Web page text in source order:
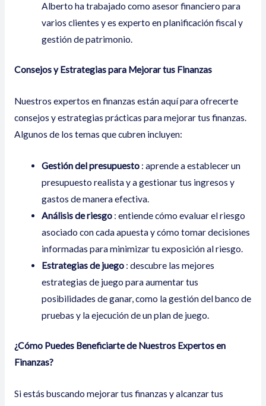
Alberto ha trabajado como asesor financiero para
varios clientes y es experto en planificación fiscal y
gestión de patrimonio.
Consejos y Estrategias para Mejorar tus Finanzas
Nuestros expertos en finanzas están aquí para ofrecerte
consejos y estrategias prácticas para mejorar tus finanzas.
Algunos de los temas que cubren incluyen:
Gestión del presupuesto : aprende a establecer un
presupuesto realista y a gestionar tus ingresos y
gastos de manera efectiva.
Análisis de riesgo : entiende cómo evaluar el riesgo
asociado con cada apuesta y cómo tomar decisiones
informadas para minimizar tu exposición al riesgo.
Estrategias de juego : descubre las mejores
estrategias de juego para aumentar tus
posibilidades de ganar, como la gestión del banco de
pruebas y la ejecución de un plan de juego.
¿Cómo Puedes Beneficiarte de Nuestros Expertos en
Finanzas?
Si estás buscando mejorar tus finanzas y alcanzar tus